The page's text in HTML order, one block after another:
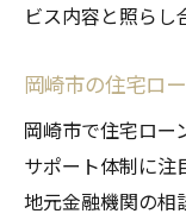
ビス内容と照らし
岡崎市の住宅ロ
岡崎市で住宅ロー
サポート体制に注
地元金融機関の相